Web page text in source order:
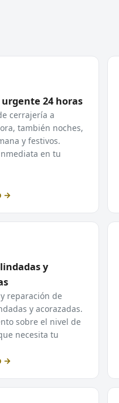
24 horas
cerrajería a
también noches,
y festivos.
en tu
→
y
reparación de
y acorazadas.
sobre el nivel de
necesita tu
→